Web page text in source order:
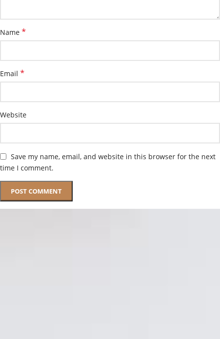
Name *
Email *
Website
Save my name, email, and website in this browser for the next
time I comment.